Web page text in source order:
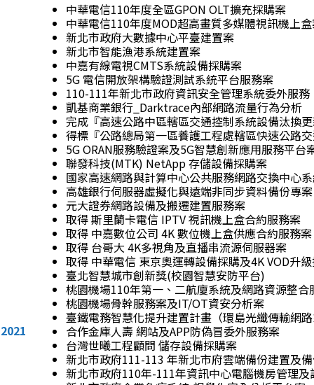
2021
中華電信110年度全區GPON OLT擴充採購案
中華電信110年度MOD超高畫質多媒體視訊機上
新北市政府大數據中心平臺建置案
新北市智能漁港系統建置案
中嘉有線電視CMTS系統設備採購案
5G 電信開放架構驗證測試系統平台服務案
110-111年新北市政府資訊安全管理系統委外服務
凱基商業銀行_Darktrace內部網路流量行為分析
完成『高速公路中區轄區交通控制系統設備汰換
得標『公路總局第一區養護工程處轄區快速公路
5G ORAN服務驗證案及5G智慧創新應用服務平台
聯發科技(MTK) NetApp 存儲設備採購案
國家高速網路與計算中心公共服務網路交換中心
高雄銀行伺服器虛擬化與遠端非同步資料備份專案
元大證券網路設備及搬遷建置服務案
取得 斯里蘭卡電信 IPTV 視訊機上盒合約服務案
取得 中嘉數位公司 4K 數位機上盒供應合約服務案
取得 台哥大 4K多視角及直播串流源伺服器案
取得 中華電信 東京奧運轉設備採購及4K VOD升
臺北智慧城市創新獎(校園智慧安防平台)
桃園機場110年第一、二航廈系統及網路資源整合
桃園機場骨幹服務案及IT/OT資安分析案
臺鐵電務智慧化提升建置計畫（環島光纖傳輸網
合作金庫人壽 網站及APP防偽冒委外服務案
台灣世曦工程顧問 儲存設備採購案
新北市政府111-113 年新北市府雲端備份建置及
新北市政府110年-111年資訊中心電腦機房管理